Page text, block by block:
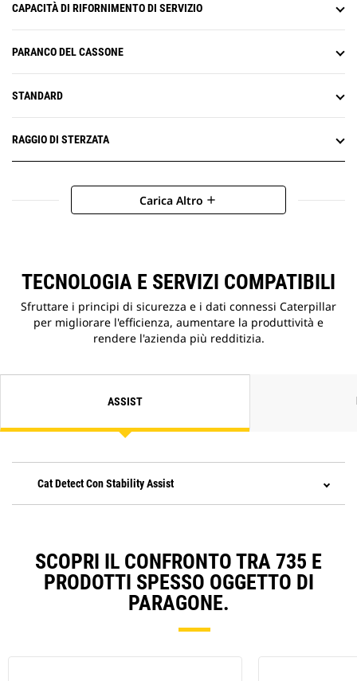
CAPACITÀ DI RIFORNIMENTO DI SERVIZIO
PARANCO DEL CASSONE
STANDARD
RAGGIO DI STERZATA
Carica Altro add
TECNOLOGIA E SERVIZI COMPATIBILI
Sfruttare i principi di sicurezza e i dati connessi Caterpillar
per migliorare l'efficienza, aumentare la produttività e
rendere l'azienda più redditizia.
ASSIST
Cat Detect Con Stability Assist
SCOPRI IL CONFRONTO TRA 735 E
PRODOTTI SPESSO OGGETTO DI
PARAGONE.